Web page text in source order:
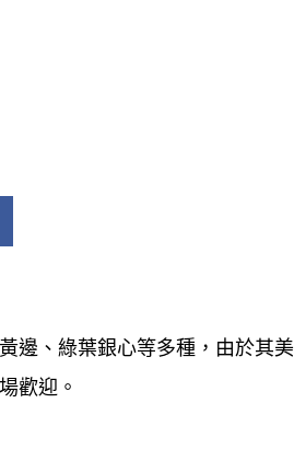
邊、綠葉銀心等多種，由於其美
歡迎。